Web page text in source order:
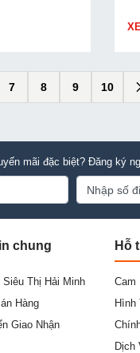
7 8 9 10
mãi đặc biệt? Đăng ký
chung
Thị Hải Minh
Hàng
Giao Nhận
Hỗ
Cam
Hình
Dịch